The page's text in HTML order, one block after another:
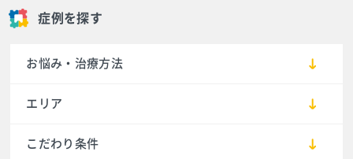
症例を探す
お悩み・治療方法
エリア
こだわり条件